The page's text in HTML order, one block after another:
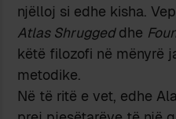
njëlloj si edhe kisha.
Atlas Shruggeddhe
këtë filozofi në mënyrë
metodike.
Në të ritë e vet, edhe